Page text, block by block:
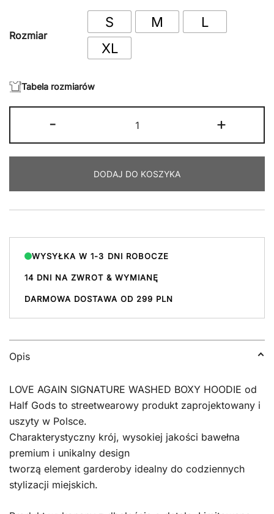
Rozmiar
S M
L
XL
Tabela rozmiarów
-
LOVE
AGAIN
WASHED
BOXY
HOODIE
+
DODAJ DO KOSZYKA
WYSYŁKA W 1-3 DNI ROBOCZE
14 DNI NA ZWROT & WYMIANĘ
DARMOWA DOSTAWA OD 299 PLN
Opis
LOVE AGAIN SIGNATURE WASHED BOXY HOODIE od
Half Gods to streetwearowy produkt zaprojektowany i
uszyty w Polsce.
Charakterystyczny krój, wysokiej jakości bawełna
premium i unikalny design
tworzą element garderoby idealny do codziennych
stylizacji miejskich.